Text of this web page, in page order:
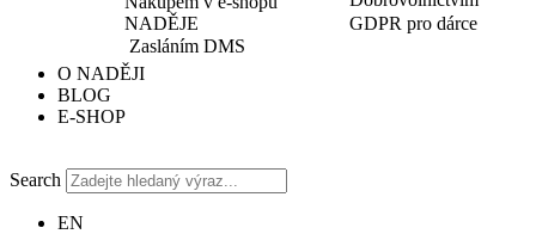
NADĚJE
Zasláním DMS
GDPR pro dárce
O NADĚJI
BLOG
E-SHOP
Search
EN